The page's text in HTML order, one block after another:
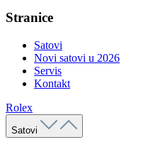
Stranice
Satovi
Novi satovi u 2026
Servis
Kontakt
Rolex
Satovi